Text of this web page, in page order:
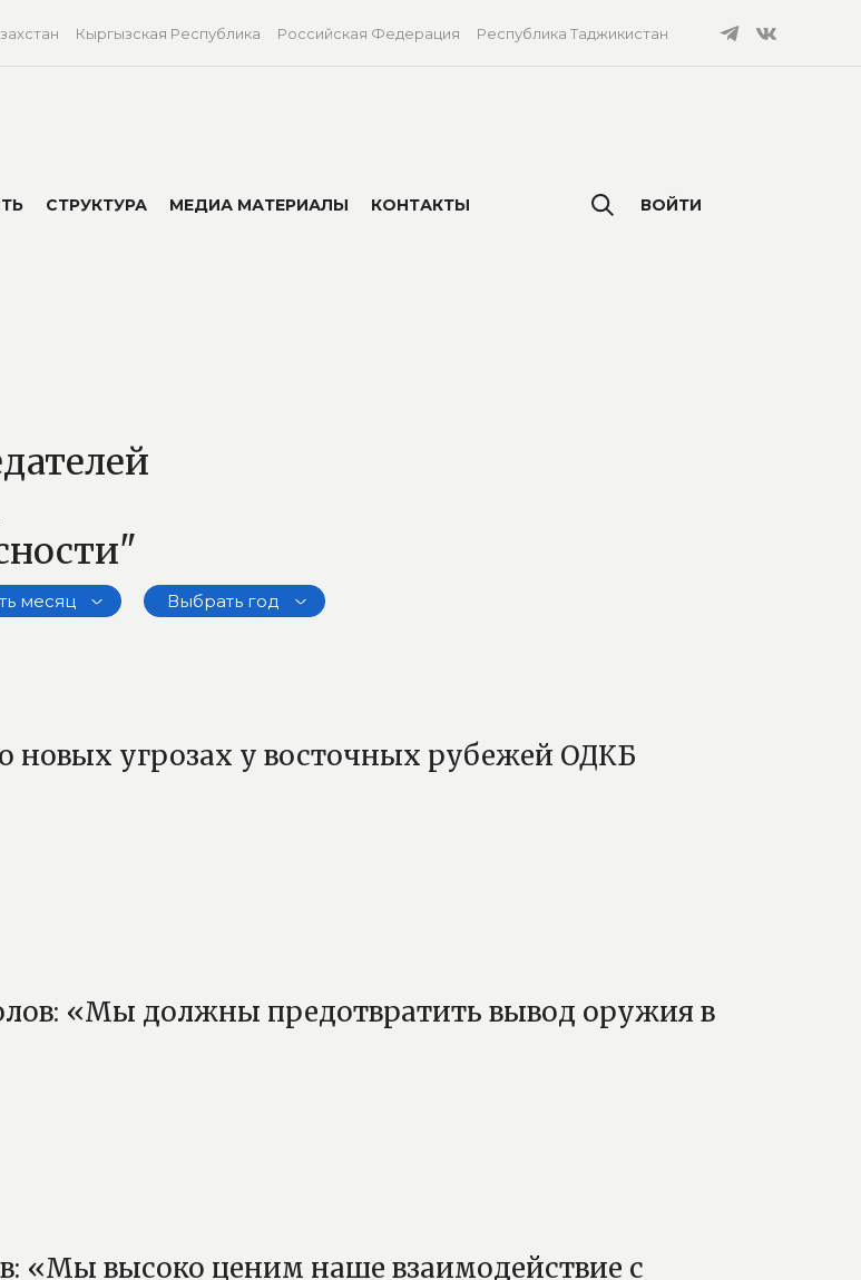
Кыргызская Республика Российская Федерация Республика Таджикистан
СТРУКТУРА МЕДИА МАТЕРИАЛЫ КОНТАКТЫ ВОЙТИ
месяц Выбрать год
новых угрозах у восточных рубежей ОДКБ
«Мы должны предотвратить вывод оружия в
«Мы высоко ценим наше взаимодействие с